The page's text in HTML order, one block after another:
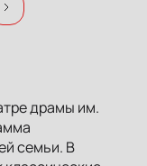
драмы им.
семьи. В